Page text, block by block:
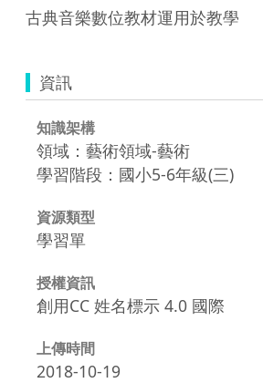
古典音樂數位教材運用於教學
資訊
知識架構
領域：藝術領域-藝術
學習階段：國小5-6年級(三)
資源類型
學習單
授權資訊
創用CC 姓名標示 4.0 國際
上傳時間
2018-10-19